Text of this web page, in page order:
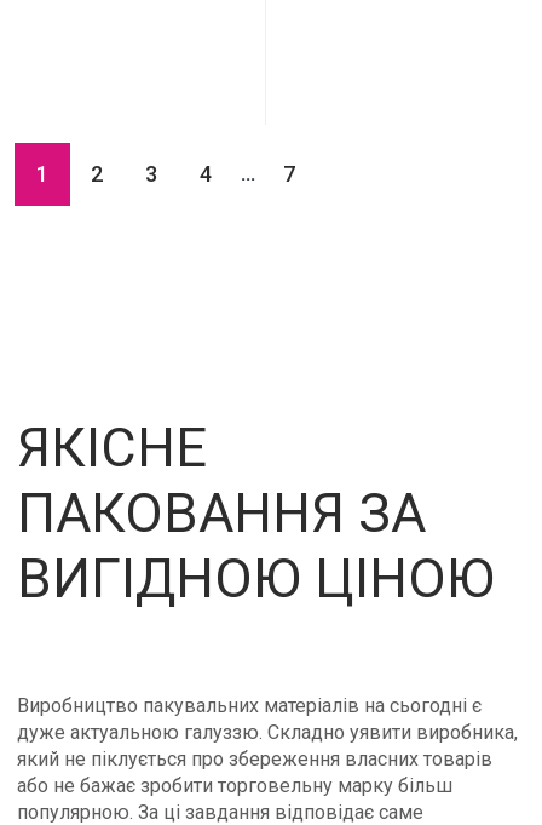
1 2 3 4 ... 7
ЯКІСНЕ
ПАКОВАННЯ ЗА
ВИГІДНОЮ ЦІНОЮ
Виробництво пакувальних матеріалів на сьогодні є
дуже актуальною галуззю. Складно уявити виробника,
який не піклується про збереження власних товарів
або не бажає зробити торговельну марку більш
популярною. За ці завдання відповідає саме